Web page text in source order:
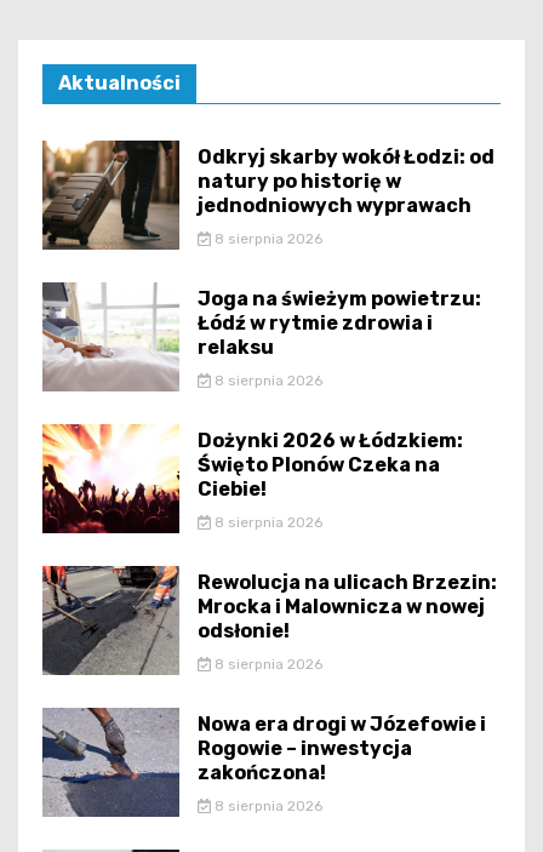
Aktualności
Odkryj skarby wokół Łodzi: od
natury po historię w
jednodniowych wyprawach
8 sierpnia 2026
Joga na świeżym powietrzu:
Łódź w rytmie zdrowia i
relaksu
8 sierpnia 2026
Dożynki 2026 w Łódzkiem:
Święto Plonów Czeka na
Ciebie!
8 sierpnia 2026
Rewolucja na ulicach Brzezin:
Mrocka i Malownicza w nowej
odsłonie!
8 sierpnia 2026
Nowa era drogi w Józefowie i
Rogowie – inwestycja
zakończona!
8 sierpnia 2026